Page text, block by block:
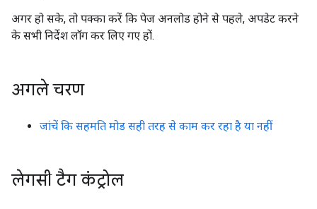
अगर हो सके, तो पक्का करें कि पेज अनलोड होने से पहले, अपडेट करने
के सभी निर्देश लॉग कर लिए गए हों.
अगले चरण
जांचें कि सहमति मोड सही तरह से काम कर रहा है या नहीं
लेगसी टैग कंट्रोल